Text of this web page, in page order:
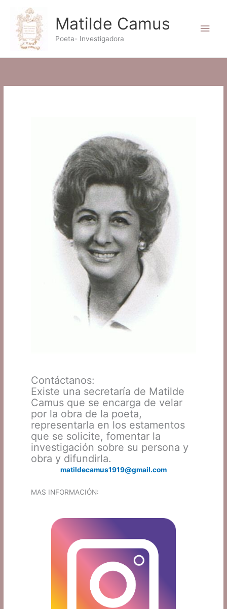
contenido
Matilde Camus
Poeta- Investigadora
Contáctanos:
Existe una secretaría de Matilde
Camus que se encarga de velar
por la obra de la poeta,
representarla en los estamentos
que se solicite, fomentar la
investigación sobre su persona y
obra y difundirla.
matildecamus1919@gmail.com
MAS INFORMACIÓN: